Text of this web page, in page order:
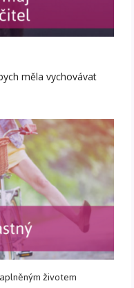
měla vychovávat
životem